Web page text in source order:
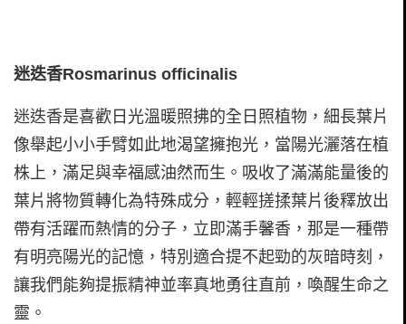
迷迭香Rosmarinus officinalis
迷迭香是喜歡日光溫暖照拂的全日照植物，細長葉片
像舉起小小手臂如此地渴望擁抱光，當陽光灑落在植
株上，滿足與幸福感油然而生。吸收了滿滿能量後的
葉片將物質轉化為特殊成分，輕輕搓揉葉片後釋放出
帶有活躍而熱情的分子，立即滿手馨香，那是一種帶
有明亮陽光的記憶，特別適合提不起勁的灰暗時刻，
讓我們能夠提振精神並率真地勇往直前，喚醒生命之
靈。